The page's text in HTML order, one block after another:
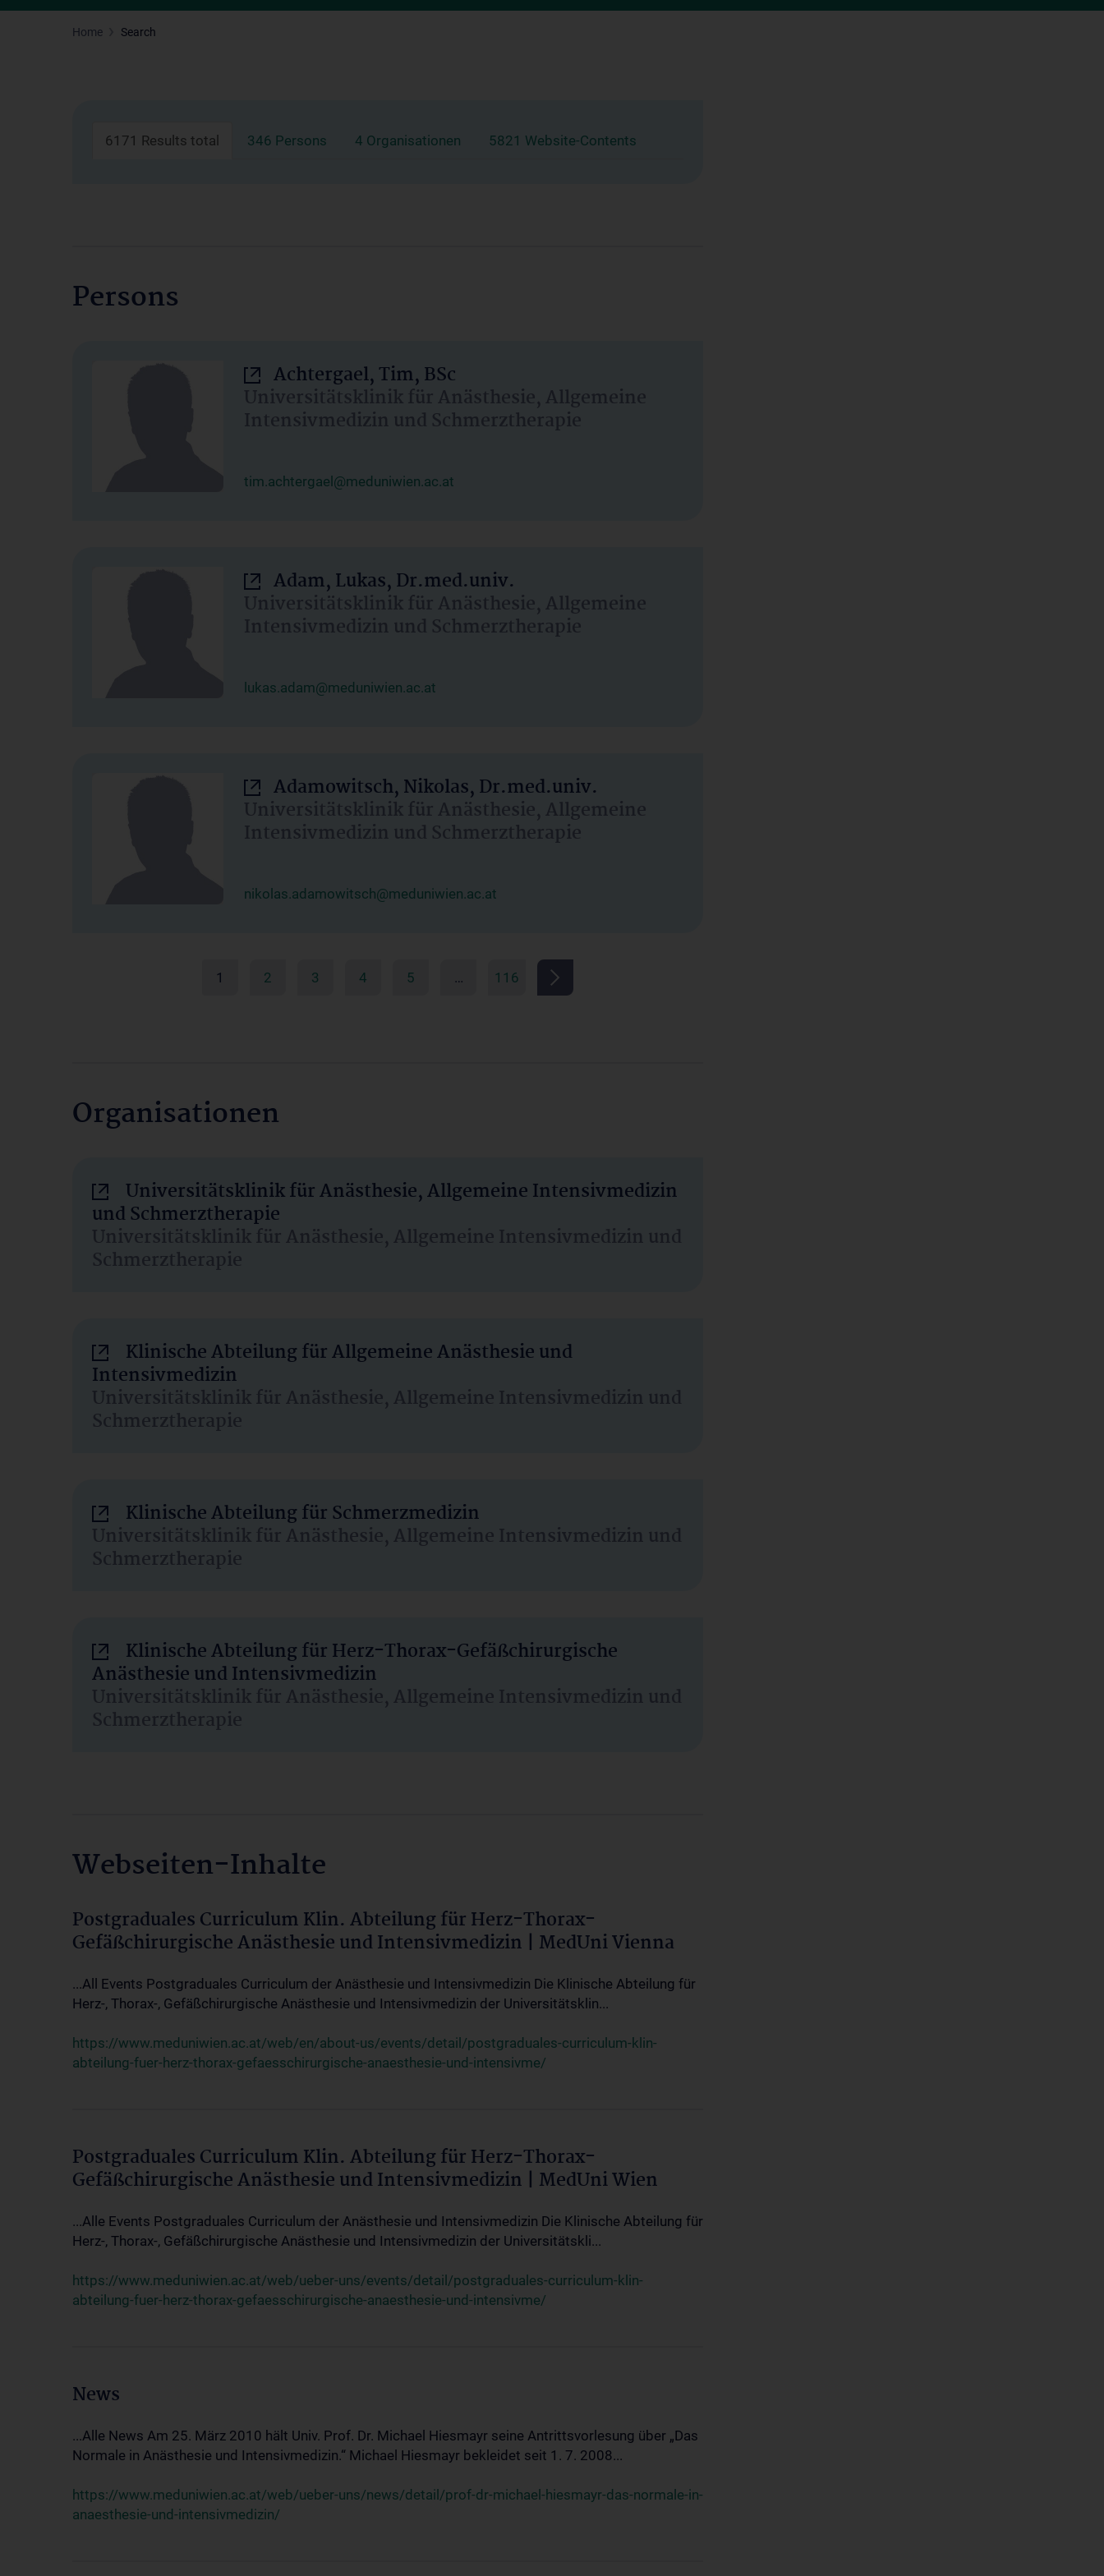
Home Search
6171 Results total 346 Persons 4 Organisationen 5821 Website-Contents
Persons
Achtergael, Tim, BSc
Universitätsklinik für Anästhesie, Allgemeine
Intensivmedizin und Schmerztherapie
tim.achtergael@meduniwien.ac.at
Adam, Lukas, Dr.med.univ.
Universitätsklinik für Anästhesie, Allgemeine
Intensivmedizin und Schmerztherapie
lukas.adam@meduniwien.ac.at
Adamowitsch, Nikolas, Dr.med.univ.
Universitätsklinik für Anästhesie, Allgemeine
Intensivmedizin und Schmerztherapie
nikolas.adamowitsch@meduniwien.ac.at
1 2 3 4 5 … 116
Organisationen
Universitätsklinik für Anästhesie, Allgemeine Intensivmedizin
und Schmerztherapie
Universitätsklinik für Anästhesie, Allgemeine Intensivmedizin und
Schmerztherapie
Klinische Abteilung für Allgemeine Anästhesie und
Intensivmedizin
Universitätsklinik für Anästhesie, Allgemeine Intensivmedizin und
Schmerztherapie
Klinische Abteilung für Schmerzmedizin
Universitätsklinik für Anästhesie, Allgemeine Intensivmedizin und
Schmerztherapie
Klinische Abteilung für Herz-Thorax-Gefäßchirurgische
Anästhesie und Intensivmedizin
Universitätsklinik für Anästhesie, Allgemeine Intensivmedizin und
Schmerztherapie
Webseiten-Inhalte
Postgraduales Curriculum Klin. Abteilung für Herz-Thorax-
Gefäßchirurgische Anästhesie und Intensivmedizin | MedUni Vienna
...All Events Postgraduales Curriculum der Anästhesie und Intensivmedizin Die Klinische Abteilung für
Herz-, Thorax-, Gefäßchirurgische Anästhesie und Intensivmedizin der Universitätsklin...
https://www.meduniwien.ac.at/web/en/about-us/events/detail/postgraduales-curriculum-klin-
abteilung-fuer-herz-thorax-gefaesschirurgische-anaesthesie-und-intensivme/
Postgraduales Curriculum Klin. Abteilung für Herz-Thorax-
Gefäßchirurgische Anästhesie und Intensivmedizin | MedUni Wien
...Alle Events Postgraduales Curriculum der Anästhesie und Intensivmedizin Die Klinische Abteilung für
Herz-, Thorax-, Gefäßchirurgische Anästhesie und Intensivmedizin der Universitätskli...
https://www.meduniwien.ac.at/web/ueber-uns/events/detail/postgraduales-curriculum-klin-
abteilung-fuer-herz-thorax-gefaesschirurgische-anaesthesie-und-intensivme/
News
...Alle News Am 25. März 2010 hält Univ. Prof. Dr. Michael Hiesmayr seine Antrittsvorlesung über „Das
Normale in Anästhesie und Intensivmedizin.“ Michael Hiesmayr bekleidet seit 1. 7. 2008...
https://www.meduniwien.ac.at/web/ueber-uns/news/detail/prof-dr-michael-hiesmayr-das-normale-in-
anaesthesie-und-intensivmedizin/